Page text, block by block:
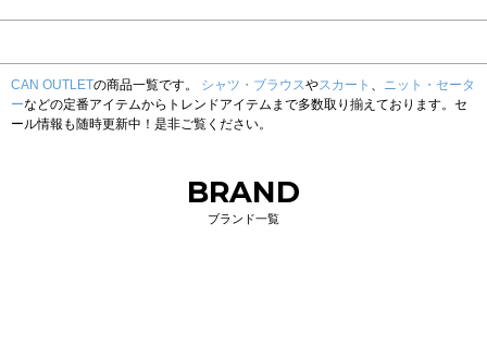
CAN OUTLETの商品一覧です。 シャツ・ブラウスやスカート 、 ニット・セータ
ーなどの定番アイテムからトレンドアイテムまで多数取り揃えております。セ
ール情報も随時更新中！是非ご覧ください。
BRAND
ブランド一覧